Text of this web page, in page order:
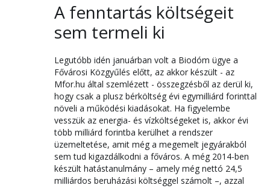
A fenntartás költségeit
sem termeli ki
Legutóbb idén januárban volt a Biodóm ügye a
Fővárosi Közgyűlés előtt, az akkor készült - az
Mfor.hu által szemlézett - összegzésből az derül ki,
hogy csak a plusz bérköltség évi egymilliárd forinttal
növeli a működési kiadásokat. Ha figyelembe
vesszük az energia- és vízköltségeket is, akkor évi
több milliárd forintba kerülhet a rendszer
üzemeltetése, amit még a megemelt jegyárakból
sem tud kigazdálkodni a főváros. A még 2014-ben
készült hatástanulmány – amely még nettó 24,5
milliárdos beruházási költséggel számolt –, azzal